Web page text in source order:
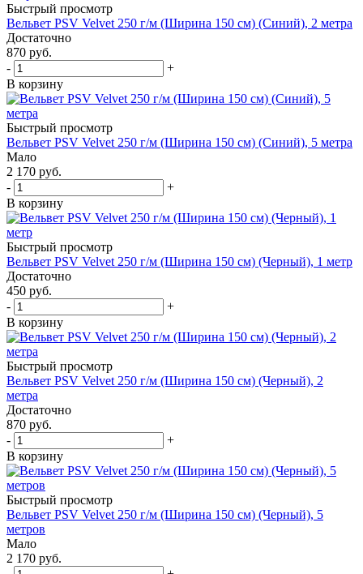
Быстрый просмотр
Вельвет PSV Velvet 250 г/м (Ширина 150 см) (Синий), 2 метра
Достаточно
870 руб.
-
+
В корзину
Быстрый просмотр
Вельвет PSV Velvet 250 г/м (Ширина 150 см) (Синий), 5 метра
Мало
2 170 руб.
-
+
В корзину
Быстрый просмотр
Вельвет PSV Velvet 250 г/м (Ширина 150 см) (Черный), 1 метр
Достаточно
450 руб.
-
+
В корзину
Быстрый просмотр
Вельвет PSV Velvet 250 г/м (Ширина 150 см) (Черный), 2
метра
Достаточно
870 руб.
-
+
В корзину
Быстрый просмотр
Вельвет PSV Velvet 250 г/м (Ширина 150 см) (Черный), 5
метров
Мало
2 170 руб.